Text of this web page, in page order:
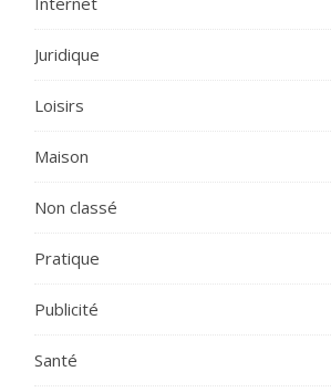
Juridique
Loisirs
Maison
Non classé
Pratique
Publicité
Santé